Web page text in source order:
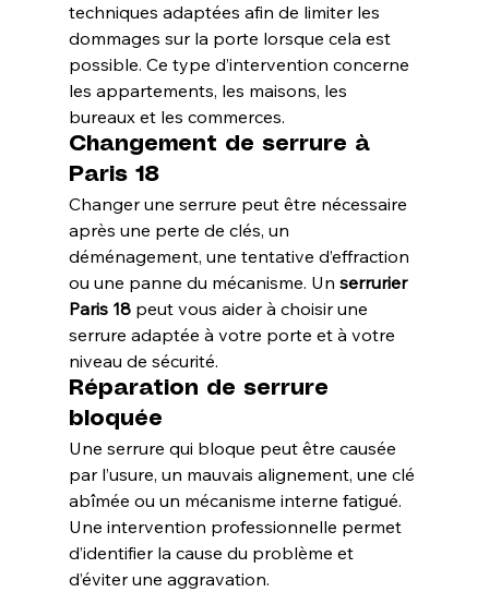
techniques adaptées afin de limiter les
dommages sur la porte lorsque cela est
possible. Ce type d’intervention concerne
les appartements, les maisons, les
bureaux et les commerces.
Changement de serrure à
Paris 18
Changer une serrure peut être nécessaire
après une perte de clés, un
déménagement, une tentative d’effraction
ou une panne du mécanisme. Un serrurier
Paris 18 peut vous aider à choisir une
serrure adaptée à votre porte et à votre
niveau de sécurité.
Réparation de serrure
bloquée
Une serrure qui bloque peut être causée
par l’usure, un mauvais alignement, une clé
abîmée ou un mécanisme interne fatigué.
Une intervention professionnelle permet
d’identifier la cause du problème et
d’éviter une aggravation.